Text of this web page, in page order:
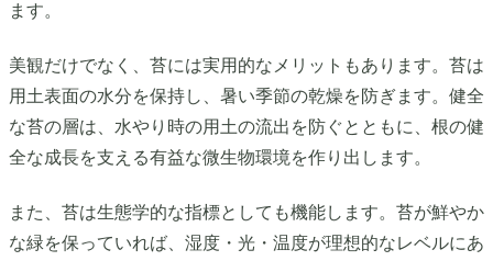
ます。
美観だけでなく、苔には実用的なメリットもあります。苔は
用土表面の水分を保持し、暑い季節の乾燥を防ぎます。健全
な苔の層は、水やり時の用土の流出を防ぐとともに、根の健
全な成長を支える有益な微生物環境を作り出します。
また、苔は生態学的な指標としても機能します。苔が鮮やか
な緑を保っていれば、湿度・光・温度が理想的なレベルにあ